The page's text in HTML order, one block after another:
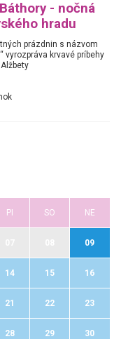
- nočná
hradu
prázdnin s názvom
vyrozpráva krvavé príbehy
PI SO NE
09
14 15 16
21 22 23
28 29 30